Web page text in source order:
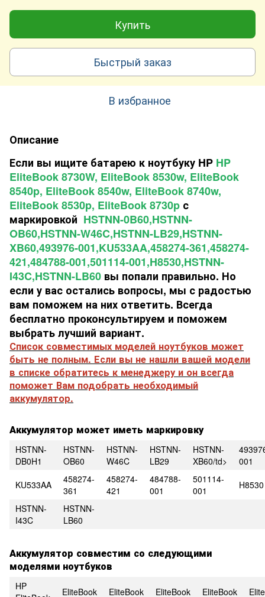
Купить
Быстрый заказ
В избранное
Описание
Если вы ищите батарею к ноутбуку HP HP
EliteBook 8730W, EliteBook 8530w, EliteBook
8540p, EliteBook 8540w, EliteBook 8740w,
EliteBook 8530p, EliteBook 8730p с
маркировкой HSTNN-0B60,HSTNN-
OB60,HSTNN-W46C,HSTNN-LB29,HSTNN-
XB60,493976-001,KU533AA,458274-361,458274-
421,484788-001,501114-001,H8530,HSTNN-
I43C,HSTNN-LB60 вы попали правильно. Но
если у вас остались вопросы, мы с радостью
вам поможем на них ответить. Всегда
бесплатно проконсультируем и поможем
выбрать лучший вариант.
Список совместимых моделей ноутбуков может
быть не полным. Если вы не нашли вашей модели
в списке обратитесь к менеджеру и он всегда
поможет Вам подобрать необходимый
аккумулятор.
Аккумулятор может иметь маркировку
HSTNN-
DB0H1
HSTNN-
OB60
HSTNN-
W46C
HSTNN-
LB29
HSTNN-
XB60/td>
001
KU533AA
458274-
361
458274-
421
484788-
001
501114-
001
H8530
HSTNN-
I43C
HSTNN-
LB60
Аккумулятор совместим со следующими
моделями ноутбуков
HP
EliteBook EliteBook EliteBook EliteBook